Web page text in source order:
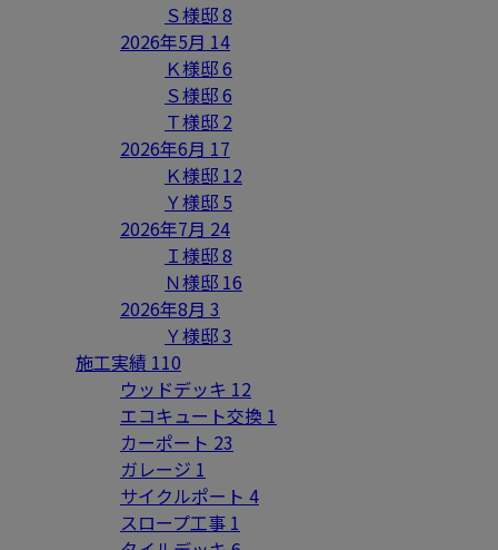
Ｓ様邸8
2026年5月 14
Ｋ様邸6
Ｓ様邸6
Ｔ様邸 2
2026年6月 17
Ｋ様邸 12
Ｙ様邸 5
2026年7月 24
Ｉ様邸8
Ｎ様邸 16
2026年8月 3
Ｙ様邸3
施工実績 110
ウッドデッキ 12
エコキュート交換 1
カーポート 23
ガレージ 1
サイクルポート 4
スロープ工事 1